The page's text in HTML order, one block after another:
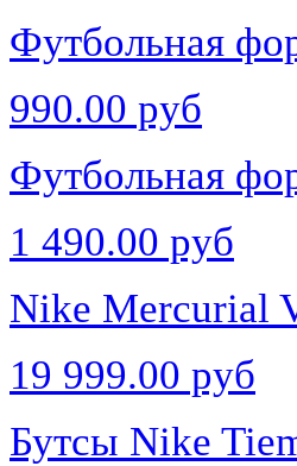
Футбольная
990.00 руб
Футбольная
1 490.00 руб
Nike Mercurial
19 999.00 руб
Бутсы Nike